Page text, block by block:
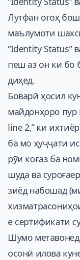
Лутфан огоҳ
маълумоти
“Identity Status”
пеш аз он ки бо
диҳед.
Боварӣ ҳосил
майдонҳоро пур
line 2,” ки
ба мо ҳуҷҷати
рӯи коғаз ба
шуда ва
зиёд набошад
ё сертификати
Шумо метавонед
осонӣ илова